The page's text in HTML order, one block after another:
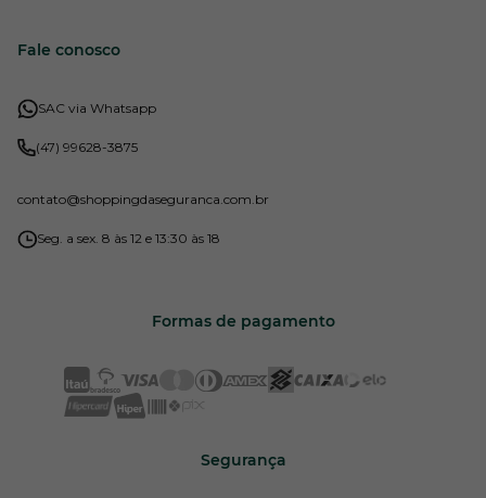
Fale conosco
SAC via Whatsapp
(47) 99628-3875
contato@shoppingdaseguranca.com.br
Seg. a sex. 8 às 12 e 13:30 às 18
Formas de pagamento
Segurança